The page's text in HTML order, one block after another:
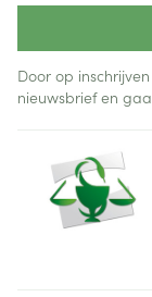
Door op
nieuwsbrief en